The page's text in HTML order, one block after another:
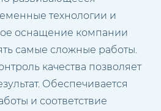
технологии и
оснащение компании
самые сложные работы.
качества позволяет
Обеспечивается
и соответствие